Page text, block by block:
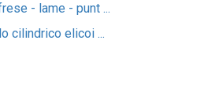
- lame - punt ...
cilindrico elicoi ...